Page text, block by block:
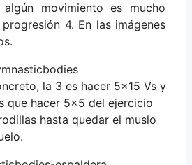
movimiento es mucho
4. En las imágenes
la 3 es hacer 5×15 Vs y
que hacer 5×5 del ejercicio
hasta quedar el muslo